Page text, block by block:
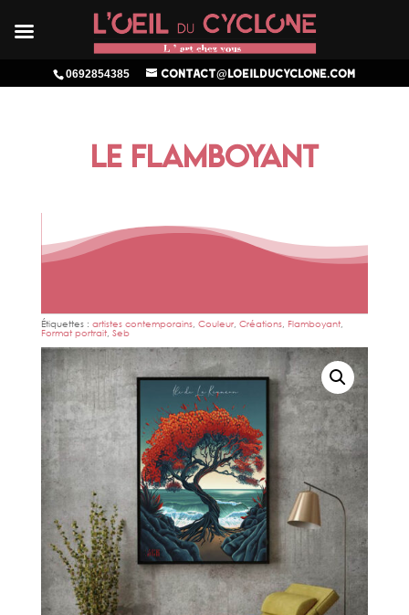
0692854385 contact@loeilducyclone.com
LE FLAMBOYANT
Étiquettes : artistes contemporains, Couleur, Créations, Flamboyant,
Format portrait, Seb